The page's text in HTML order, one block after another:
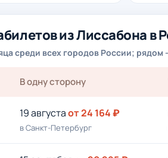
из Лиссабона в
среди всех городов России; рядом
В одну сторону
19 августаот 24 164 ₽
в Санкт-Петербург